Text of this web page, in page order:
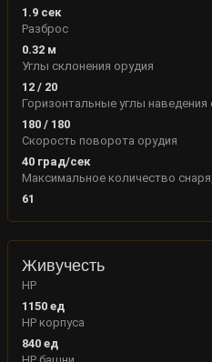
1.9сек
Разброс
0.32м
Углы склонения орудия
12 / 20
Горизонтальные углы наведения
180 / 180
Скорость поворота орудия
40град/сек
Максимальное количество
61
Живучесть
HP
1150ед
HP корпуса
840ед